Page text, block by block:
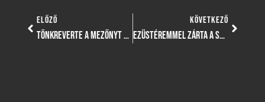
ELŐZŐ
TÖNKREVERTE A MEZŐNYT CZERMAN FERENC U8-AS CSAPATA, GYŐZELEMMEL TÉRTEK HAZA FIATALJAINK BÉCSBŐL
KÖVETKEZŐ
EZÜSTÉREMMEL ZÁRTA A SZEZONT KUN GYÖRGY ÉS KASZAI GÁBOR CSAPATA IS